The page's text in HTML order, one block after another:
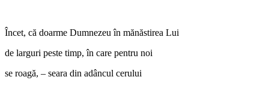
Încet, că doarme Dumnezeu în mănăstirea Lui
de larguri peste timp, în care pentru noi
se roagă, – seara din adâncul cerului